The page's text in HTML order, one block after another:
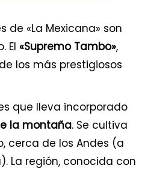
de «La Mexicana» son
El «Supremo Tambo»,
los más prestigiosos
que lleva incorporado
la montaña. Se cultiva
cerca de los Andes (a
La región, conocida con